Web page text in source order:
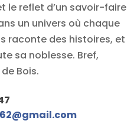
le reflet d’un savoir-faire
un univers où chaque
raconte des histoires, et
sa noblesse. Bref,
Bois.
@gmail.com